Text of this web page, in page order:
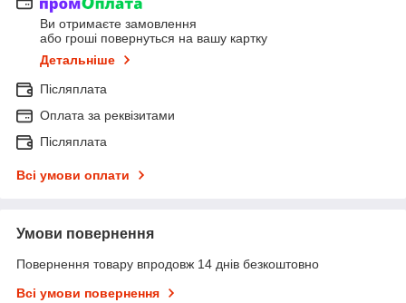
Ви отримаєте замовлення
або гроші повернуться на вашу картку
Детальніше
Післяплата
Оплата за реквізитами
Післяплата
Всі умови оплати
Умови повернення
Повернення товару впродовж 14 днів безкоштовно
Всі умови повернення